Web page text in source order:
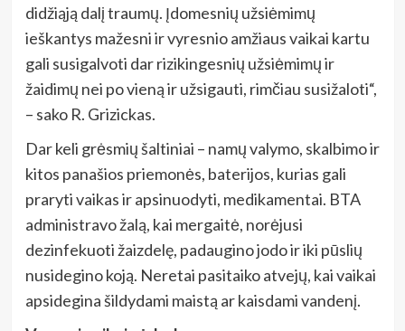
didžiąją dalį traumų. Įdomesnių užsiėmimų
ieškantys mažesni ir vyresnio amžiaus vaikai kartu
gali susigalvoti dar rizikingesnių užsiėmimų ir
žaidimų nei po vieną ir užsigauti, rimčiau susižaloti“,
– sako R. Grizickas.
Dar keli grėsmių šaltiniai – namų valymo, skalbimo ir
kitos panašios priemonės, baterijos, kurias gali
praryti vaikas ir apsinuodyti, medikamentai. BTA
administravo žalą, kai mergaitė, norėjusi
dezinfekuoti žaizdelę, padaugino jodo ir iki pūslių
nusidegino koją. Neretai pasitaiko atvejų, kai vaikai
apsidegina šildydami maistą ar kaisdami vandenį.